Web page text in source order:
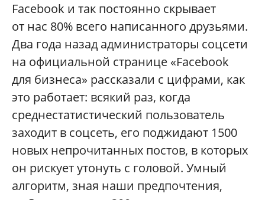
Facebook и так постоянно скрывает
от нас 80% всего написанного друзьями.
Два года назад администраторы соцсети
на официальной странице «Facebook
для бизнеса» рассказали с цифрами, как
это работает: всякий раз, когда
среднестатистический пользователь
заходит в соцсеть, его поджидают 1500
новых непрочитанных постов, в которых
он рискует утонуть с головой. Умный
алгоритм, зная наши предпочтения,